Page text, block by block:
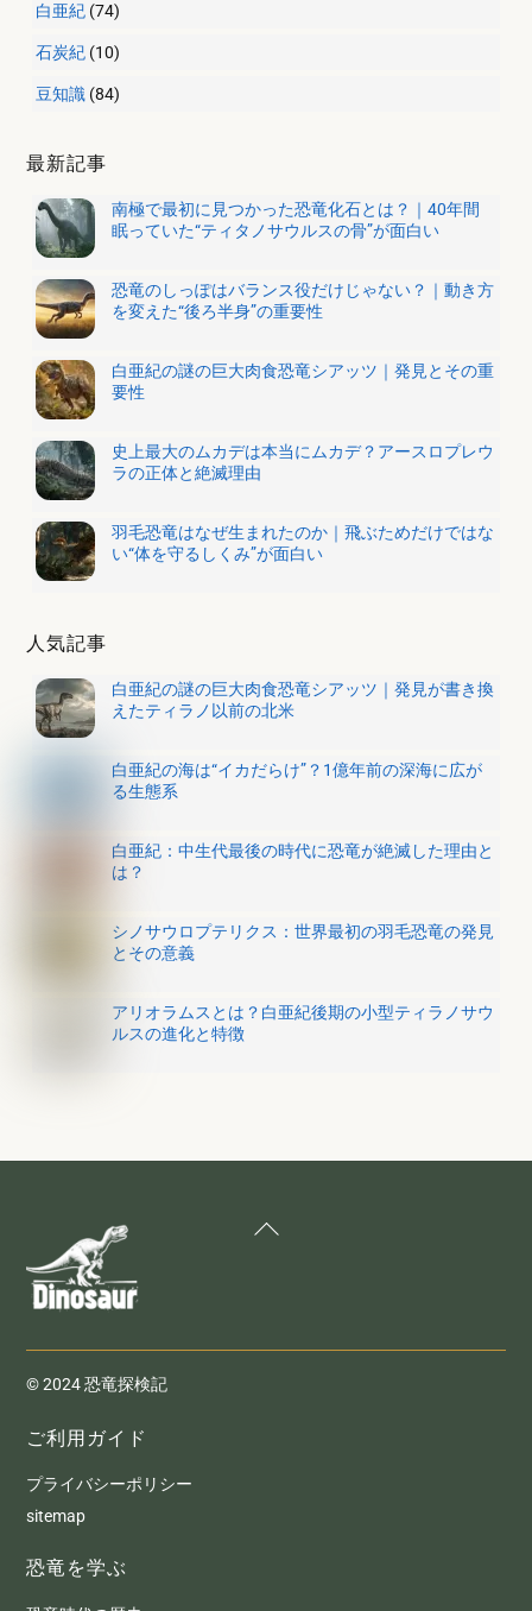
白亜紀 (74)
石炭紀 (10)
豆知識 (84)
最新記事
南極で最初に見つかった恐竜化石とは？｜40年間
眠っていた“ティタノサウルスの骨”が面白い
恐竜のしっぽはバランス役だけじゃない？｜動き方
を変えた“後ろ半身”の重要性
白亜紀の謎の巨大肉食恐竜シアッツ｜発見とその重
要性
史上最大のムカデは本当にムカデ？アースロプレウ
ラの正体と絶滅理由
羽毛恐竜はなぜ生まれたのか｜飛ぶためだけではな
い“体を守るしくみ”が面白い
人気記事
白亜紀の謎の巨大肉食恐竜シアッツ｜発見が書き換
えたティラノ以前の北米
白亜紀の海は“イカだらけ”？1億年前の深海に広が
る生態系
白亜紀：中生代最後の時代に恐竜が絶滅した理由と
は？
シノサウロプテリクス：世界最初の羽毛恐竜の発見
とその意義
アリオラムスとは？白亜紀後期の小型ティラノサウ
ルスの進化と特徴
To
© 2024 恐竜探検記
ご利用ガイド
プライバシーポリシー
sitemap
恐竜を学ぶ